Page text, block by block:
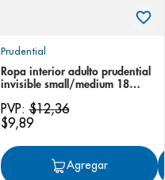
Agregar
Prudential
Ropa interior adulto prudential
invisible small/medium 18
PVP:$12,36
$9,89
Agregar